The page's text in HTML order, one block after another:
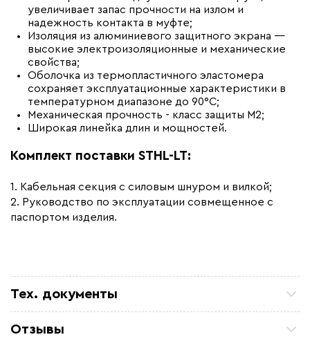
увеличивает запас прочности на излом и
надежность контакта в муфте;
Изоляция из алюминиевого защитного экрана —
высокие электроизоляционные и механические
свойства;
Оболочка из термопластичного эластомера
сохраняет эксплуатационные характеристики в
температурном диапазоне до 90°С;
Механическая прочность - класс защиты М2;
Широкая линейка длин и мощностей.
Комплект поставки STHL-LT:
1. Кабельная секция с силовым шнуром и вилкой;
2. Руководство по эксплуатации совмещенное с
паспортом изделия.
Тех. документы
Отзывы